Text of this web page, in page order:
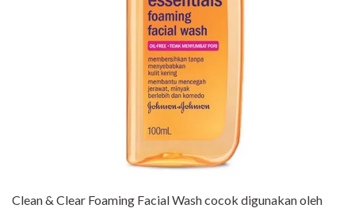
Clean & Clear Foaming Facial Wash cocok digunakan oleh